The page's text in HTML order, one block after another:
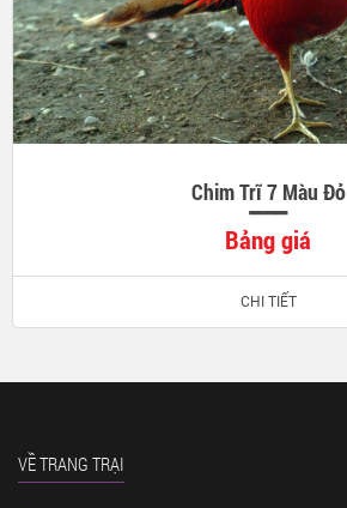
Chim Trĩ 7 Màu Đỏ
Bảng giá
CHI TIẾT
VỀ TRANG TRẠI